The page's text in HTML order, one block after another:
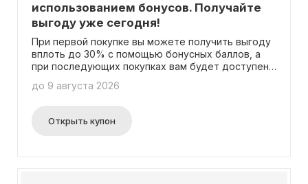
использованием бонусов. Получайте
выгоду уже сегодня!
При первой покупке вы можете получить выгоду
вплоть до 30% с помощью бонусных баллов, а
при последующих покупках вам будет доступен
до 9 августа 2026
Открыть купон